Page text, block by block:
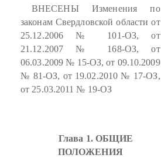
ВНЕСЕНЫ Изменения по
законам Свердловской области от
25.12.2006 № 101-ОЗ, от
21.12.2007 № 168-ОЗ, от
06.03.2009 № 15-ОЗ, от 09.10.2009
№ 81-ОЗ, от 19.02.2010 № 17-ОЗ,
от 25.03.2011 № 19-ОЗ
Глава 1. ОБЩИЕ
ПОЛОЖЕНИЯ